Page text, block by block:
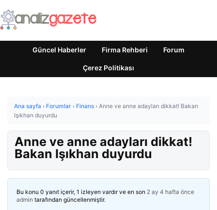
Güncel Haberler Firma Rehberi Forum
Çerez Politikası
Ana sayfa › Forumlar › Finans › Anne ve anne adayları dikkat! Bakan
Işıkhan duyurdu
Anne ve anne adayları dikkat!
Bakan Işıkhan duyurdu
Bu konu 0 yanıt içerir, 1 izleyen vardır ve en son 2 ay 4 hafta önce
admin tarafından güncellenmiştir.